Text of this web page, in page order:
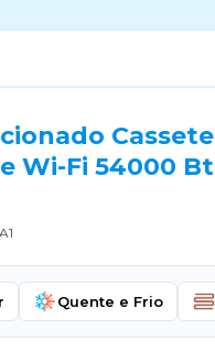
Wi-Fi 54000
Quente e Frio